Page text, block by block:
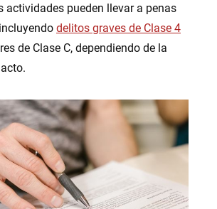
actividades pueden llevar a penas
delitos graves de Clase 4
de Clase C, dependiendo de la